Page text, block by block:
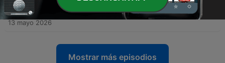
308 - Diario de Ucrania - El enigma de un austero Día
de la Victoria
13 mayo 2026
Mostrar más episodios